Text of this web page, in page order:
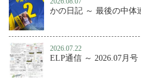
かの日記 ～ 最後の中体
2026.07.22
ELP通信 ～ 2026.07月号